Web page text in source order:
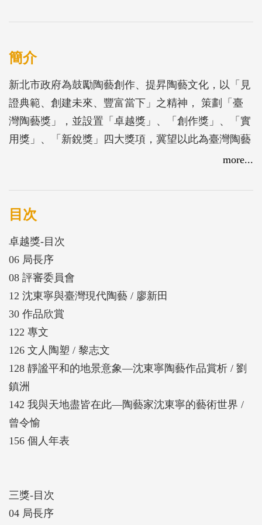
簡介
新北市政府為鼓勵陶藝創作、提昇陶藝文化，以「見
證典範、創建未來、豐富當下」之精神， 策劃「臺
灣陶藝獎」，並設置「卓越獎」、「創作獎」、「實
用獎」、「新銳獎」四大獎項，冀望以此為臺灣陶藝
more...
目次
卓越獎-目次
06 局長序
08 評審委員會
12 沈東寧與臺灣現代陶藝 / 廖新田
30 作品欣賞
122 專文
126 文人陶塑 / 黎志文
128 靜謐平和的地景意象—沈東寧陶藝作品賞析 / 劉
鎮洲
142 我與天地盡皆在此—陶藝家沈東寧的藝術世界 /
曾令愉
156 個人年表
三獎-目次
04 局長序